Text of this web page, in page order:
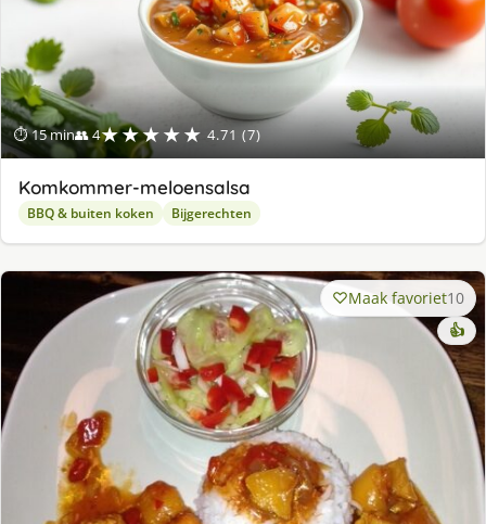
⏱ 15 min👥 4★★★★★ 4.71 (7)
Komkommer-meloensalsa
BBQ & buiten koken Bijgerechten
Maak favoriet10
👍